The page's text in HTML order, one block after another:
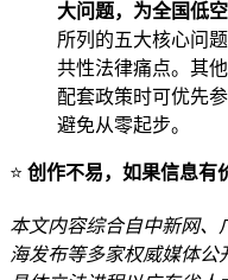
大问题，为全国低
所列的五大核心问
共性法律痛点。其
配套政策时可优先
避免从零起步。
⭐ 创作不易，如果信息有
本文内容综合自中新网、
海发布等多家权威媒体公